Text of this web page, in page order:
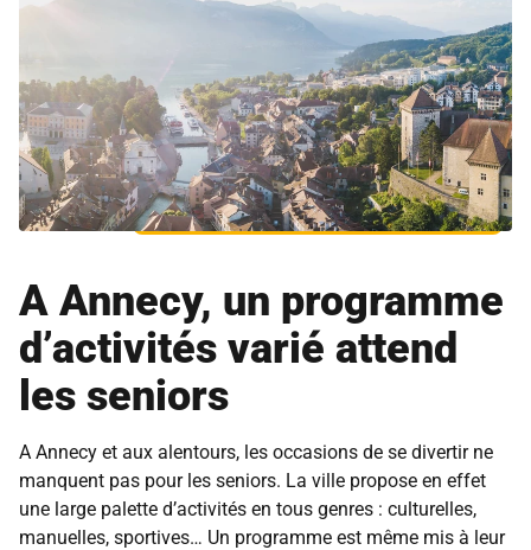
A Annecy, un programme
d’activités varié attend
les seniors
A Annecy et aux alentours, les occasions de se divertir ne
manquent pas pour les seniors. La ville propose en effet
une large palette d’activités en tous genres : culturelles,
manuelles, sportives… Un programme est même mis à leur